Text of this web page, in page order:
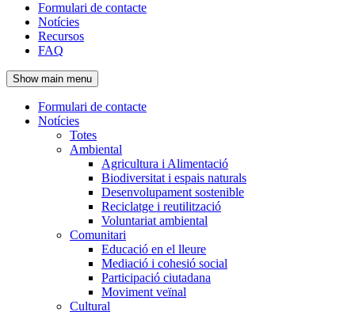
Navegació
principal
de
l'encapçalament
Formulari de contacte
Notícies
Recursos
FAQ
Show main menu
Navegació
principal
Formulari de contacte
Notícies
Totes
Ambiental
Agricultura i Alimentació
Biodiversitat i espais naturals
Desenvolupament sostenible
Reciclatge i reutilització
Voluntariat ambiental
Comunitari
Educació en el lleure
Mediació i cohesió social
Participació ciutadana
Moviment veïnal
Cultural